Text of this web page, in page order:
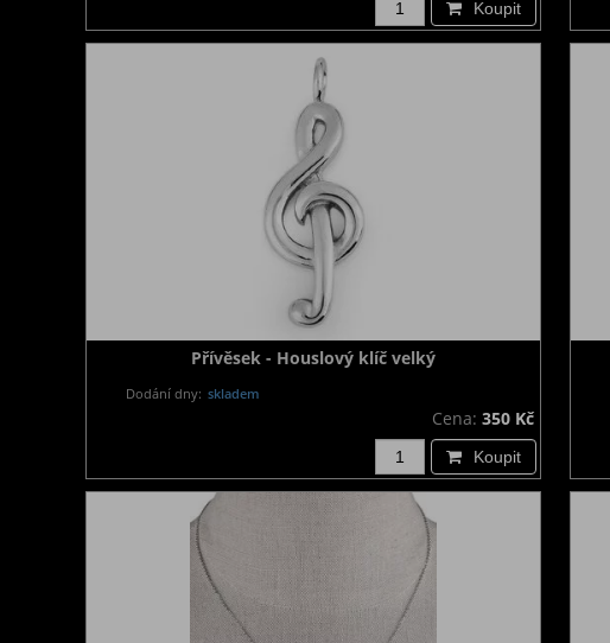
Koupit
Přívěsek - Houslový klíč velký
Dodání dny: skladem
Cena: 350 Kč
Koupit